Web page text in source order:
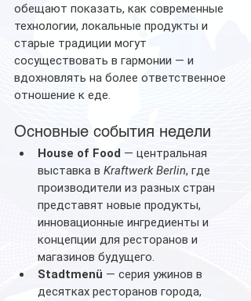
обещают показать, как современные
технологии, локальные продукты и
старые традиции могут
сосуществовать в гармонии — и
вдохновлять на более ответственное
отношение к еде.
Основные события недели
House of Food — центральная
выставка в Kraftwerk Berlin, где
производители из разных стран
представят новые продукты,
инновационные ингредиенты и
концепции для ресторанов и
магазинов будущего.
Stadtmenü — серия ужинов в
десятках ресторанов города,